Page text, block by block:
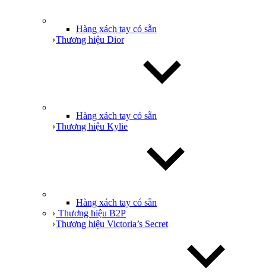
Hàng xách tay có sẵn
Thương hiệu Dior
Hàng xách tay có sẵn
Thương hiệu Kylie
Hàng xách tay có sẵn
Thương hiệu B2P
Thương hiệu Victoria’s Secret